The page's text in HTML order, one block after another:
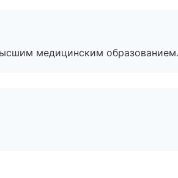
медицинским образованием.